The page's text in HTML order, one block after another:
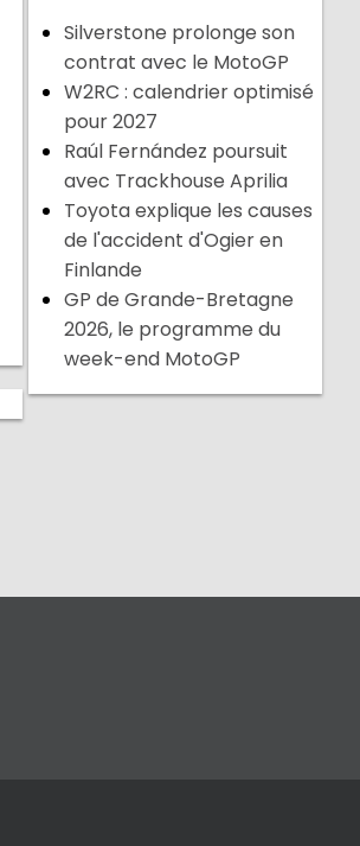
Silverstone prolonge son
contrat avec le MotoGP
W2RC : calendrier optimisé
pour 2027
Raúl Fernández poursuit
avec Trackhouse Aprilia
Toyota explique les causes
de l'accident d'Ogier en
Finlande
GP de Grande-Bretagne
2026, le programme du
week-end MotoGP